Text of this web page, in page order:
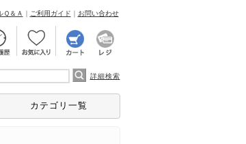
Ｑ＆Ａ ｜ ご利用ガイド ｜ お問い合わせ
詳細検索
カテゴリ一覧